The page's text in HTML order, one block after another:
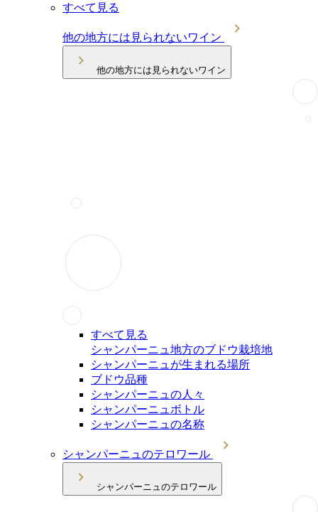
すべて見る
他の地方には見られないワイン
他の地方には見られないワイン
すべて見る
シャンパーニュ地方のブドウ栽培地
シャンパーニュが生まれる場所
ブドウ品種
シャンパーニュの人々
シャンパーニュボトル
シャンパーニュの名称
シャンパーニュのテロワール
シャンパーニュのテロワール